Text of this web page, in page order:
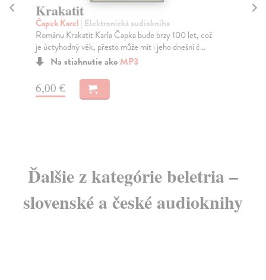
Krakatit
Čapek Karel | Elektronická audiokniha
Vedle hlavní dějové linky jednoho z nejznámějších
Čapkových románů, která se věnuje třaskavému
vynál...
9,16 €
Ďalšie z kategórie beletria –
slovenské a české audioknihy